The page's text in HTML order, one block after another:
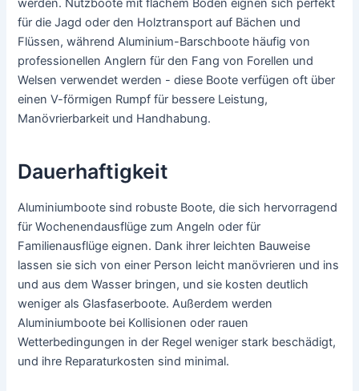
werden. Nutzboote mit flachem Boden eignen sich perfekt
für die Jagd oder den Holztransport auf Bächen und
Flüssen, während Aluminium-Barschboote häufig von
professionellen Anglern für den Fang von Forellen und
Welsen verwendet werden - diese Boote verfügen oft über
einen V-förmigen Rumpf für bessere Leistung,
Manövrierbarkeit und Handhabung.
Dauerhaftigkeit
Aluminiumboote sind robuste Boote, die sich hervorragend
für Wochenendausflüge zum Angeln oder für
Familienausflüge eignen. Dank ihrer leichten Bauweise
lassen sie sich von einer Person leicht manövrieren und ins
und aus dem Wasser bringen, und sie kosten deutlich
weniger als Glasfaserboote. Außerdem werden
Aluminiumboote bei Kollisionen oder rauen
Wetterbedingungen in der Regel weniger stark beschädigt,
und ihre Reparaturkosten sind minimal.